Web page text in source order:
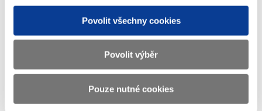
Povolit všechny cookies
Povolit výběr
Pouze nutné cookies
+420 257 041 111
E-mail podatelna@mf.gov.cz